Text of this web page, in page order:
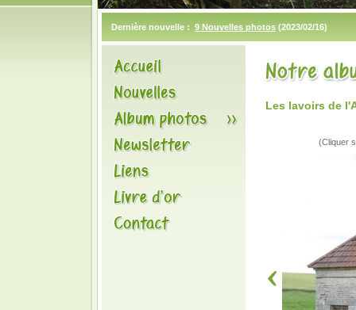
Dernière nouvelle : 9 Nouvelles photos (2023/02/16)
Les lavoirs de
(Cliquer